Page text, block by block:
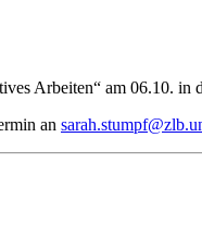
Arbeiten“ am 06.10. in
an